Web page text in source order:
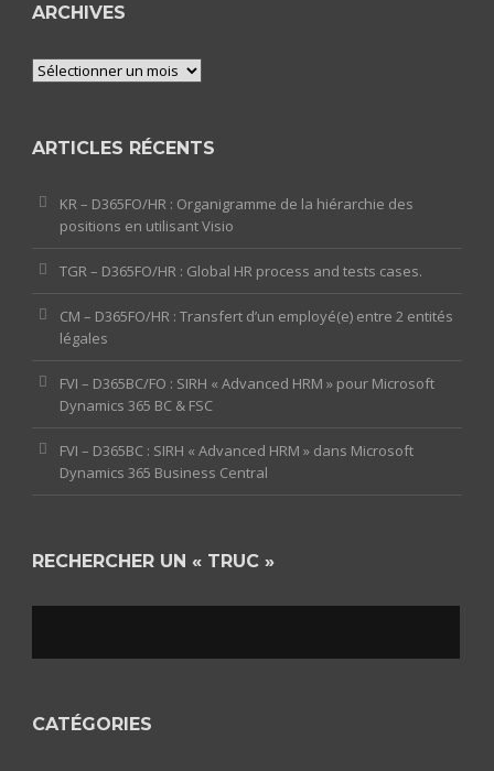
ARCHIVES
Archives
ARTICLES RÉCENTS
KR – D365FO/HR : Organigramme de la hiérarchie des
positions en utilisant Visio
TGR – D365FO/HR : Global HR process and tests cases.
CM – D365FO/HR : Transfert d’un employé(e) entre 2 entités
légales
FVI – D365BC/FO : SIRH « Advanced HRM » pour Microsoft
Dynamics 365 BC & FSC
FVI – D365BC : SIRH « Advanced HRM » dans Microsoft
Dynamics 365 Business Central
RECHERCHER UN « TRUC »
CATÉGORIES